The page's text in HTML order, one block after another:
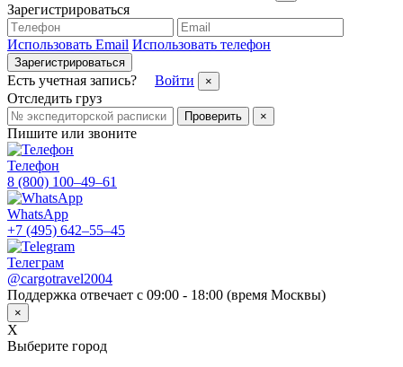
Зарегистрироваться
Использовать Email Использовать телефон
Зарегистрироваться
Есть учетная запись? Войти ×
Отследить груз
Проверить ×
Пишите или звоните
Телефон
8 (800) 100–49–61
WhatsApp
+7 (495) 642–55–45
Телеграм
@cargotravel2004
Поддержка отвечает с 09:00 - 18:00 (время Москвы)
×
X
Выберите город